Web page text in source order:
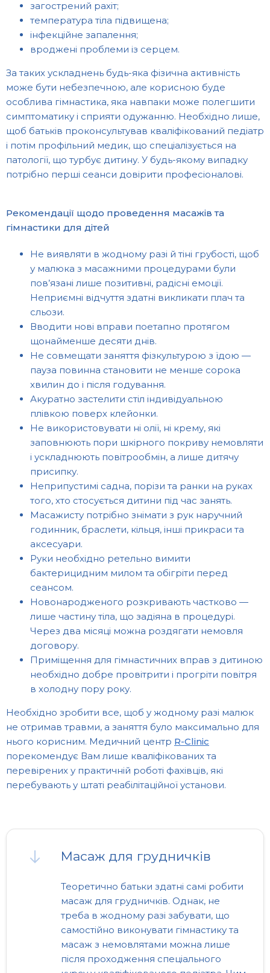
загострений рахіт;
температура тіла підвищена;
інфекційне запалення;
вроджені проблеми із серцем.
За таких ускладнень будь-яка фізична активність
може бути небезпечною, але корисною буде
особлива гімнастика, яка навпаки може полегшити
симптоматику і сприяти одужанню. Необхідно лише,
щоб батьків проконсультував кваліфікований педіатр
і потім профільний медик, що спеціалізується на
патології, що турбує дитину. У будь-якому випадку
потрібно перші сеанси довірити професіоналові.
Рекомендації щодо проведення масажів та
гімнастики для дітей
Не виявляти в жодному разі й тіні грубості, щоб
у малюка з масажними процедурами були
пов’язані лише позитивні, радісні емоції.
Неприємні відчуття здатні викликати плач та
сльози.
Вводити нові вправи поетапно протягом
щонайменше десяти днів.
Не совмещати заняття фізкультурою з їдою —
пауза повинна становити не менше сорока
хвилин до і після годування.
Акуратно застелити стіл індивідуальною
плівкою поверх клейонки.
Не використовувати ні олії, ні крему, які
заповнюють пори шкірного покриву немовляти
і ускладнюють повітрообмін, а лише дитячу
присипку.
Неприпустимі садна, порізи та ранки на руках
того, хто стосується дитини під час занять.
Масажисту потрібно знімати з рук наручний
годинник, браслети, кільця, інші прикраси та
аксесуари.
Руки необхідно ретельно вимити
бактерицидним милом та обігріти перед
сеансом.
Новонародженого розкривають частково —
лише частину тіла, що задіяна в процедурі.
Через два місяці можна роздягати немовля
договору.
Приміщення для гімнастичних вправ з дитиною
необхідно добре провітрити і прогріти повітря
в холодну пору року.
Необхідно зробити все, щоб у жодному разі малюк
не отримав травми, а заняття було максимально для
нього корисним. Медичний центр R-Clinic
порекомендує Вам лише кваліфікованих та
перевірених у практичній роботі фахівців, які
перебувають у штаті реабілітаційної установи.
Масаж для грудничків
Теоретично батьки здатні самі робити
масаж для грудничків. Однак, не
треба в жодному разі забувати, що
самостійно виконувати гімнастику та
масаж з немовлятами можна лише
після проходження спеціального